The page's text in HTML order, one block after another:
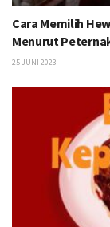
Cara Memilih
Menurut
25 JUNI 2023